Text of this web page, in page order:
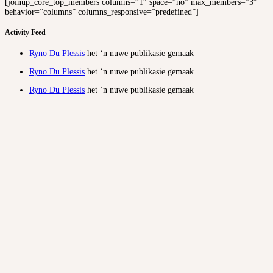
[joinup_core_top_members columns=”1″ space=”no” max_members=”3″
behavior=”columns” columns_responsive=”predefined”]
Activity Feed
Ryno Du Plessis het ‘n nuwe publikasie gemaak
Ryno Du Plessis het ‘n nuwe publikasie gemaak
Ryno Du Plessis het ‘n nuwe publikasie gemaak